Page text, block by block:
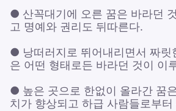
● 산꼭대기에 오른 꿈은 바라던
고 명예와 권리도 뒤따른다.
● 낭떠러지로 뛰어내리면서 짜릿
은 어떤 형태로든 바라던 것이 이
● 높은 곳으로 한없이 올라간 꿈
치가 향상되고 하급 사람들로부